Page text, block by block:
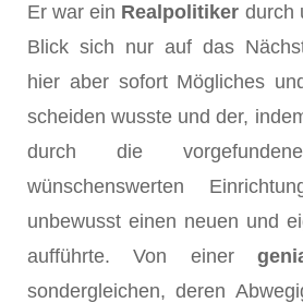
Er war ein Realpolitiker durch
Blick sich nur auf das
hier aber sofort Mögliches
scheiden wusste und der,
durch die
wünschenswerten
unbewusst einen neuen und
aufführte. Von einer
sondergleichen, deren